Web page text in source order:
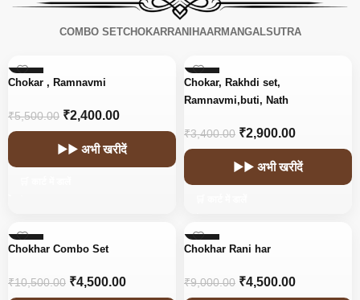
COMBO SETCHOKARRANIHAARMANGALSUTRA
-56%
Chokar , Ramnavmi
₹5,500.00 ₹2,400.00
▶▶ अभी खरीदें
-15%
Chokar, Rakhdi set,
Ramnavmi,buti, Nath
₹3,400.00 ₹2,900.00
▶▶ अभी खरीदें
-57%
Chokhar Combo Set
₹10,500.00 ₹4,500.00
-50%
Chokhar Rani har
₹9,000.00 ₹4,500.00